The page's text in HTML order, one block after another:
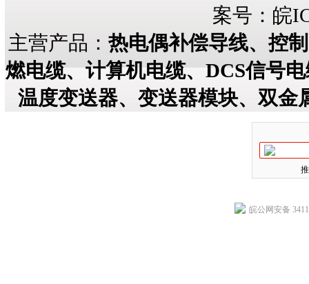
案号： 皖
主营产品： 热电偶补偿导线、控
燃电缆、计算机电缆、DCS信号
温度变送器、变送器模块、双金
皖公网安备